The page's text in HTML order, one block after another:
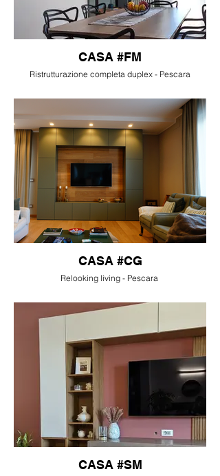
CASA #FM
Ristrutturazione completa duplex - Pescara
CASA #CG
Relooking living - Pescara
CASA #SM